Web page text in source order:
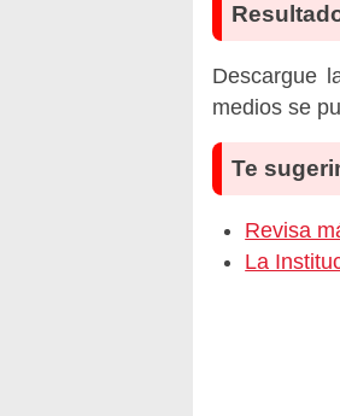
Descargue
medios se
Te
Revisa
La